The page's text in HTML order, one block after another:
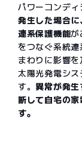
パワーコンデ
発生した場合
連系保護機能が
をつなぐ系統連
まわりに影響
太陽光発電シ
す。 異常が発
断して自宅の
す。